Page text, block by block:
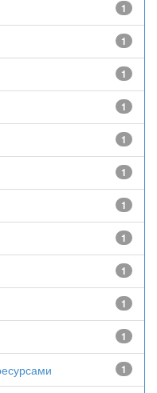
1
1
1
1
1
1
1
1
1
1
1
1